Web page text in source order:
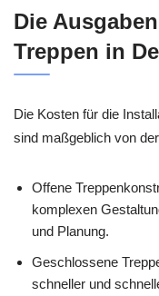
Die
Treppen in
Die Kosten für die
sind maßgeblich von
Offene
komplexen
und Planung.
Geschlossene
schneller und